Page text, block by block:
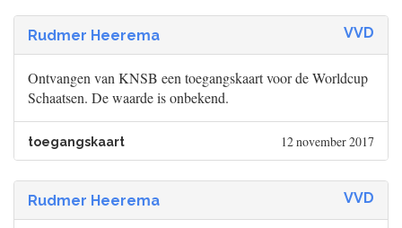
Rudmer Heerema VVD
Ontvangen van KNSB een toegangskaart voor de Worldcup
Schaatsen. De waarde is onbekend.
toegangskaart 12 november 2017
Rudmer Heerema VVD